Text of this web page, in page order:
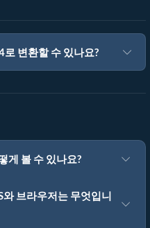
변환할 수 있나요?
게 볼 수 있나요?
브라우저는 무엇입니